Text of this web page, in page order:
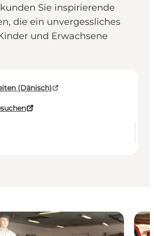
Sie inspirierende
die ein unvergessliches
und Erwachsene
(Dänisch)